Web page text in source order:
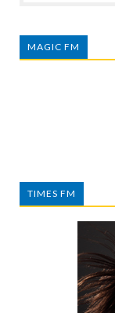
MAGIC FM
TIMES FM